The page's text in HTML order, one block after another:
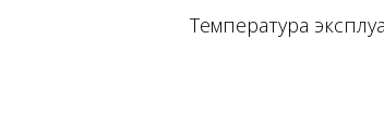
Температура